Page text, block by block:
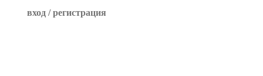
вход / регистрация